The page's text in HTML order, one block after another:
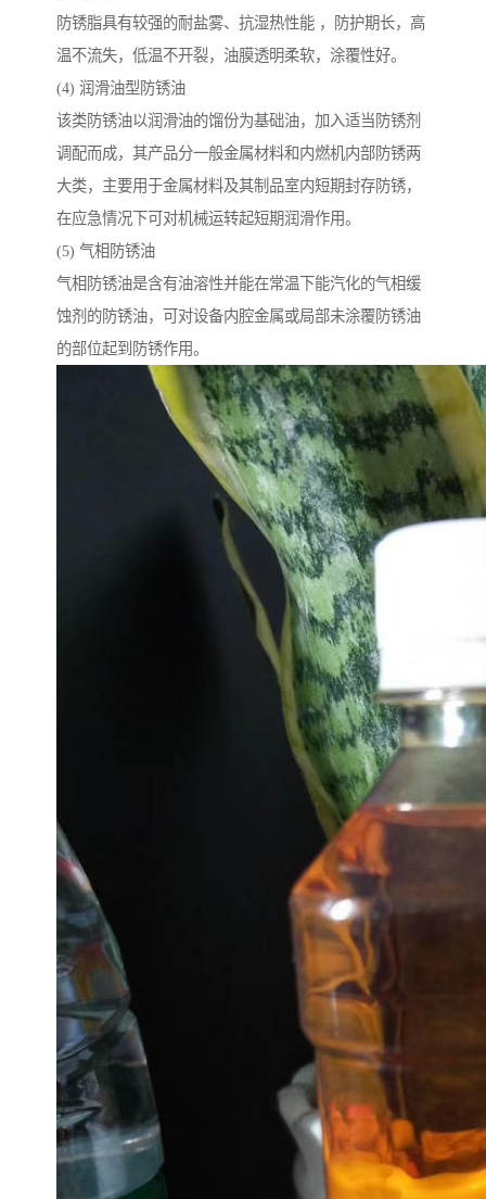
防锈脂具有较强的耐盐雾、抗湿热性能 ，防护期长，高
温不流失，低温不开裂，油膜透明柔软，涂覆性好。
(4) 润滑油型防锈油
该类防锈油以润滑油的馏份为基础油，加入适当防锈剂
调配而成，其产品分一般金属材料和内燃机内部防锈两
大类，主要用于金属材料及其制品室内短期封存防锈，
在应急情况下可对机械运转起短期润滑作用。
(5) 气相防锈油
气相防锈油是含有油溶性并能在常温下能汽化的气相缓
蚀剂的防锈油，可对设备内腔金属或局部未涂覆防锈油
的部位起到防锈作用。